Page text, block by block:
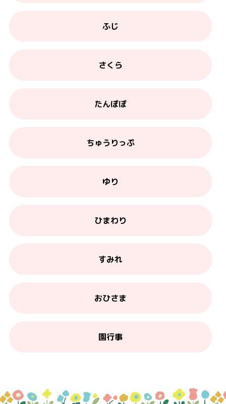
ふじ
さくら
たんぽぽ
ちゅうりっぷ
ゆり
ひまわり
すみれ
おひさま
園行事